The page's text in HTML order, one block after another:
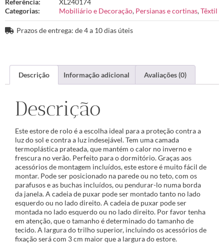
Referência:
XL240174
Categorias:
Mobiliário e Decoração, Persianas e cortinas,Têxtil
Prazos de entrega: de 4 a 10 dias úteis
Descrição Informação adicional Avaliações (0)
Descrição
Este estore de rolo é a escolha ideal para a proteção contra a
luz do sol e contra a luz indesejável. Tem uma camada
termoplástica prateada, que mantém o calor no inverno e
frescura no verão. Perfeito para o dormitório. Graças aos
acessórios de montagem incluídos, este estore é muito fácil de
montar. Pode ser posicionado na parede ou no teto, com os
parafusos e as buchas incluídos, ou pendurar-lo numa borda
da janela. A cadeia de puxar pode ser montado tanto no lado
esquerdo ou no lado direito. A cadeia de puxar pode ser
montada no lado esquerdo ou no lado direito. Por favor tenha
em atenção, que o tamanho é determinado do tamanho de
tecido. A largura do trilho superior, incluindo os acessórios de
fixação será com 3 cm maior que a largura do estore.